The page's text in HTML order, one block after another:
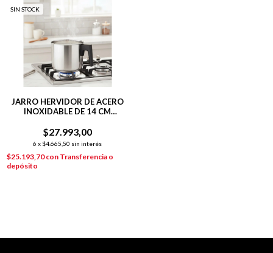
SIN STOCK
JARRO HERVIDOR DE ACERO
INOXIDABLE DE 14 CM
$27.993,00
6 x $4.665,50 sin interés
$25.193,70con Transferencia o
depósito